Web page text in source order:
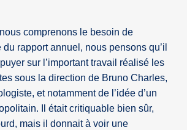
comprenons le besoin de
rapport annuel, nous pensons qu’il
sur l’important travail réalisé les
sous la direction de Bruno Charles,
et notamment de l’idée d’un
Il était critiquable bien sûr,
mais il donnait à voir une